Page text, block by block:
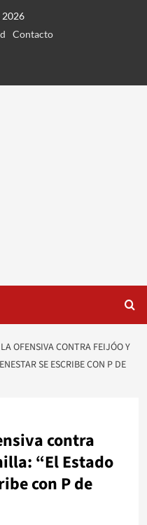
2026
Contacto
OFENSIVA CONTRA FEIJÓO Y
SE ESCRIBE CON P DE
contra
“El Estado
con P de